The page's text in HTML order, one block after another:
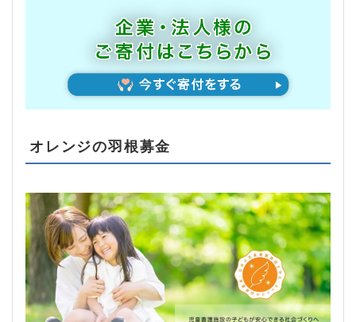
オレンジの羽根募金